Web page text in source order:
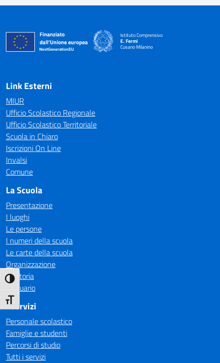
Attiva/disattiva alto contrasto
Attiva/disattiva dimensione testo
Istituto Comprensivo
E. Fermi
Cusano Milanino
Link Esterni
MIUR
Ufficio Scolastico Regionale
Ufficio Scolastico Territoriale
Scuola in Chiaro
Iscrizioni On Line
Invalsi
Comune
La Scuola
Presentazione
I luoghi
Le persone
I numeri della scuola
Le carte della scuola
Organizzazione
La storia
Annuario
I Servizi
Personale scolastico
Famiglie e studenti
Percorsi di studio
Tutti i servizi